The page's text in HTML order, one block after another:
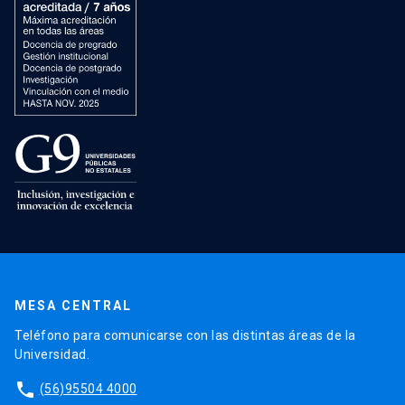
MESA CENTRAL
Teléfono para comunicarse con las distintas áreas de la
Universidad.
phone (56)95504 4000